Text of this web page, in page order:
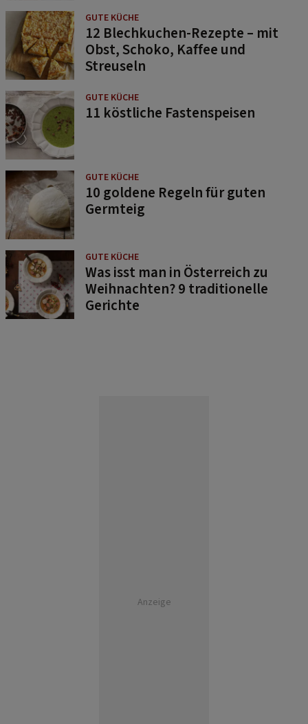
GUTE KÜCHE
12 Blechkuchen-Rezepte – mit
Obst, Schoko, Kaffee und
Streuseln
GUTE KÜCHE
11 köstliche Fastenspeisen
GUTE KÜCHE
10 goldene Regeln für guten
Germteig
GUTE KÜCHE
Was isst man in Österreich zu
Weihnachten? 9 traditionelle
Gerichte
Anzeige